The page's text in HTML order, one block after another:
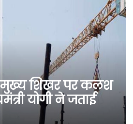
मुख्य शिखर पर कलश
योगी ने जताई